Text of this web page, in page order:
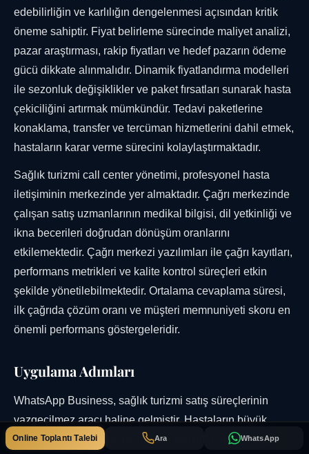
edebilirliğin ve karlılığın dengelenmesi açısından kritik
öneme sahiptir. Fiyat belirleme sürecinde maliyet analizi,
pazar araştırması, rakip fiyatları ve hedef pazarın ödeme
gücü dikkate alınmalıdır. Dinamik fiyatlandırma modelleri
ile sezonluk değişiklikler ve paket fırsatları sunarak hasta
çekiciliğini artırmak mümkündür. Tedavi paketlerine
konaklama, transfer ve tercüman hizmetlerini dahil etmek,
hastaların karar verme sürecini kolaylaştırmaktadır.
Sağlık turizmi call center yönetimi, profesyonel hasta
iletişiminin merkezinde yer almaktadır. Çağrı merkezinde
çalışan satış uzmanlarının medikal bilgisi, dil yetkinliği ve
ikna becerileri doğrudan dönüşüm oranlarını
etkilemektedir. Çağrı merkezi yazılımları ile çağrı kayıtları,
performans metrikleri ve kalite kontrol süreçleri etkin
şekilde yönetilebilmektedir. Ortalama cevaplama süresi,
ilk çağrıda çözüm oranı ve müşteri memnuniyeti skoru en
önemli performans göstergeleridir.
Uygulama Adımları
WhatsApp Business, sağlık turizmi satış süreçlerinin
vazgeçilmez aracı haline gelmiştir. Hastaların büyük
çoğunluğu WhatsApp üzerinden iletişim kurmayı tercih
Ara WhatsApp
Online Toplantı Talebi